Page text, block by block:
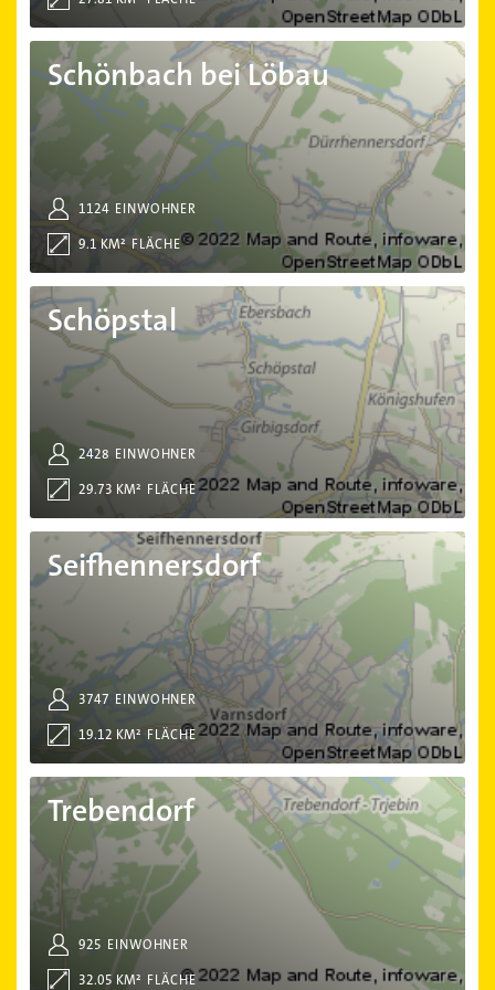
Schönbach bei Löbau
EINWOHNER
1124
FLÄCHE
9.1 KM²
Schönbach bei Löbau
Schöpstal
EINWOHNER
2428
FLÄCHE
29.73 KM²
Schöpstal
Seifhennersdorf
EINWOHNER
3747
FLÄCHE
19.12 KM²
Seifhennersdorf
Trebendorf
EINWOHNER
925
FLÄCHE
32.05 KM²
Trebendorf